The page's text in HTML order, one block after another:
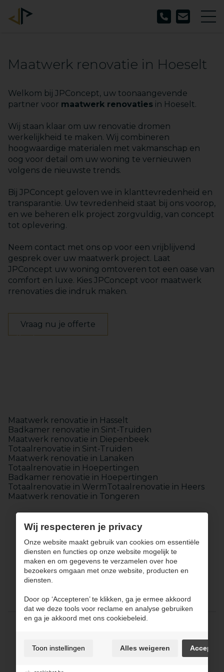
Maatwerk renovatie in Hoeselt
Welkom bij JPConcept, uw toonaangevende
partner voor maatwerk renovaties in Hoeselt.
Wij staan klaar om uw renovatie dromen
werkelijkheid te maken. Wij combineren
hoogwaardige materialen met vakmanschap en
oog voor detail om uw woning te vernieuwen
volgens de nieuwste trends.
Bij JPConcept geloven we in klanttevredenheid en
transparantie. Uw tevredenheid staat bij ons voorop,
en we beheren elk project zorgvuldig, van concept
tot oplevering.
Neem contact met ons op voor een vrijblijvend
gesprek over uw maatwerk project. Laat
JPConcept uw woning omtoveren tot een oase van
comfort en luxe. Kies JPConcept voor maatwerk
rrenovaties die indruk maken.
Vraag nu je offerte
Keukens
Maatwerk renovatie in Hasselt
Badkamer renovatie in Sint-Truiden
Maatwerk renovatie in Diepenbeek
Totaalrenovatie in Sint-Truiden
Maatwerk renovatie in Lanaken
Totaalrenovatie in Hoepertingen
Badkamer renovatie in Hoepertingen
Totaalrenovatie in WermTotaalrenovatie in Heers
Maatwerk renovatie in Tongeren
Keukens
Badkamers
Over JPCONCEPT Contact
Cookie voorkeuren
Wij respecteren je privacy
Onze website maakt gebruik van cookies om essentiële
diensten en functies op onze website mogelijk te
maken en om gegevens te verzamelen over hoe
bezoekers omgaan met onze website, producten en
diensten.
Door op ‘Accepteren’ te klikken, ga je ermee akkoord
dat we deze tools voor reclame en analyse gebruiken
en ga je akkoord met ons cookiebeleid.
Toon instellingen Alles weigeren